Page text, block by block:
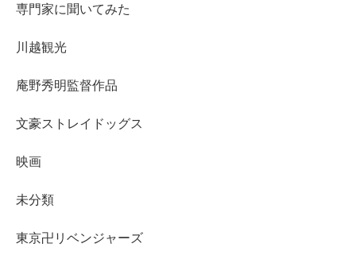
専門家に聞いてみた
川越観光
庵野秀明監督作品
文豪ストレイドッグス
映画
未分類
東京卍リベンジャーズ